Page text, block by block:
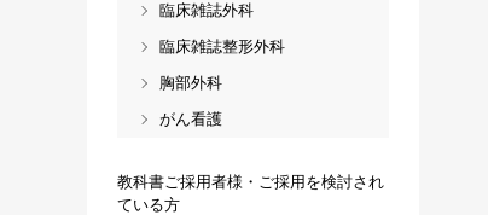
臨床雑誌外科
臨床雑誌整形外科
胸部外科
がん看護
教科書ご採用者様・ご採用を検討され
ている方